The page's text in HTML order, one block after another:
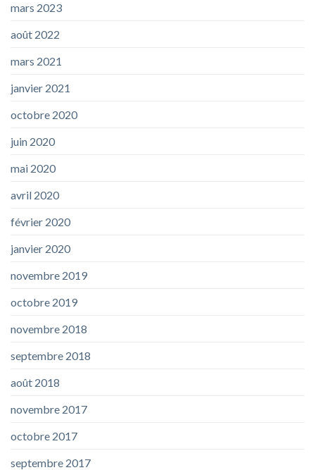
mars 2023
août 2022
mars 2021
janvier 2021
octobre 2020
juin 2020
mai 2020
avril 2020
février 2020
janvier 2020
novembre 2019
octobre 2019
novembre 2018
septembre 2018
août 2018
novembre 2017
octobre 2017
septembre 2017